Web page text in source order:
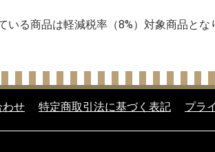
いる商品は軽減税率（8%）対象商品とな
わせ 特定商取引法に基づく表記 プラ